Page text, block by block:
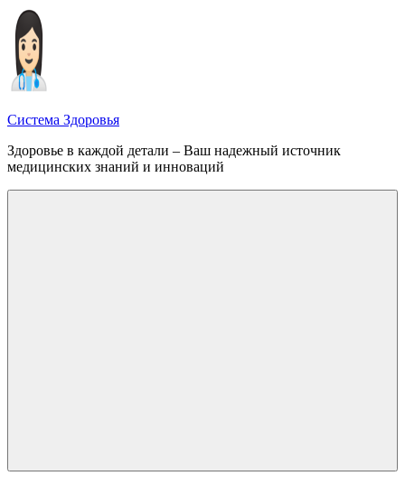
Перейти
содержимому
Система Здоровья
Здоровье в каждой детали – Ваш надежный источник
медицинских знаний и инноваций